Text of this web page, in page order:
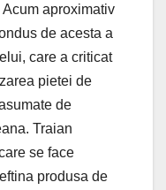
aproximativ
de acesta a
care a criticat
pietei de
de
Traian
se face
produsa de